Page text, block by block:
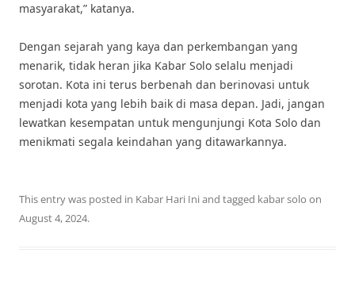
masyarakat,” katanya.
Dengan sejarah yang kaya dan perkembangan yang
menarik, tidak heran jika Kabar Solo selalu menjadi
sorotan. Kota ini terus berbenah dan berinovasi untuk
menjadi kota yang lebih baik di masa depan. Jadi, jangan
lewatkan kesempatan untuk mengunjungi Kota Solo dan
menikmati segala keindahan yang ditawarkannya.
This entry was posted in Kabar Hari Iniand tagged kabar solo on
August 4, 2024.